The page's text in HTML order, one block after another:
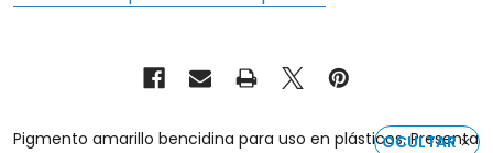
OCULTAR
Pigmento amarillo bencidina para uso en plásticos. Presenta